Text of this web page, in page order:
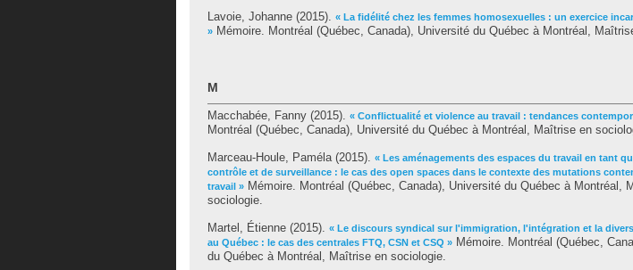
Lavoie, Johanne (2015). « La fidélité chez les femmes homosexuelles : un exercice
» Mémoire. Montréal (Québec, Canada), Université du Québec à Montréal,
M
Macchabée, Fanny (2015). « Conflictualité et violence au travail : tendances
Montréal (Québec, Canada), Université du Québec à Montréal, Maîtrise en
Marceau-Houle, Paméla(2015). « Les aménagements des espaces du travail en tant
contrôle et de surveillance : le cas des open spaces dans le contexte des mutations
travail » Mémoire. Montréal (Québec, Canada), Université du Québec à Montréal,
sociologie.
Martel, Étienne (2015). « Le discours syndical sur l'immigration, l'intégration et la
au Québec : le cas des centrales FTQ, CSN et CSQ » Mémoire. Montréal (Québec,
du Québec à Montréal, Maîtrise en sociologie.